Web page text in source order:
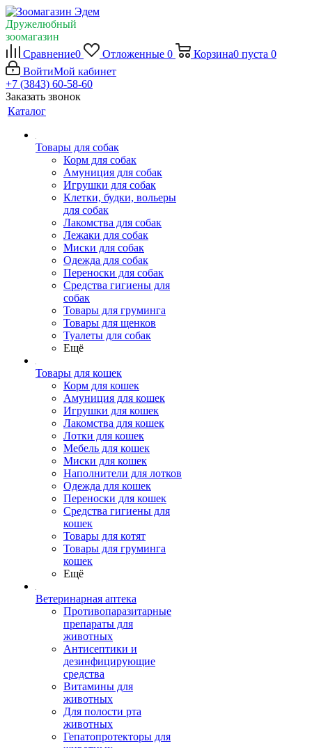
Дружелюбный
зоомагазин
Сравнение0 Отложенные 0 Корзина0 пуста 0
ВойтиМой кабинет
+7 (3843) 60-58-60
Заказать звонок
Каталог
Товары для собак
Корм для собак
Амуниция для собак
Игрушки для собак
Клетки, будки, вольеры
для собак
Лакомства для собак
Лежаки для собак
Миски для собак
Одежда для собак
Переноски для собак
Средства гигиены для
собак
Товары для груминга
Товары для щенков
Туалеты для собак
Ещё
Товары для кошек
Корм для кошек
Амуниция для кошек
Игрушки для кошек
Лакомства для кошек
Лотки для кошек
Мебель для кошек
Миски для кошек
Наполнители для лотков
Одежда для кошек
Переноски для кошек
Средства гигиены для
кошек
Товары для котят
Товары для груминга
кошек
Ещё
Ветеринарная аптека
Противопаразитарные
препараты для
животных
Антисептики и
дезинфицирующие
средства
Витамины для
животных
Для полости рта
животных
Гепатопротекторы для